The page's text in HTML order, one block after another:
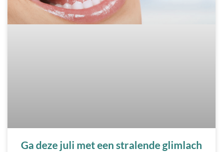
Ga deze juli met een stralende glimlach